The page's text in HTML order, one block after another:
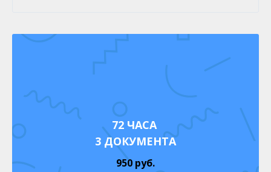
72 ЧАСА
3 ДОКУМЕНТА
950 руб.